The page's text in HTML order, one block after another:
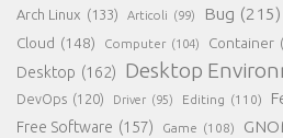
Arch Linux (133) Articoli (99) Bug (215)
Cloud (148) Computer (104) Container
Desktop (162) Desktop
DevOps (120) Driver (95) Editing (110)
Free Software (157) Game (108)